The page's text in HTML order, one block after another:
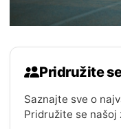
Pridružite
Saznajte sve o
Pridružite se našoj